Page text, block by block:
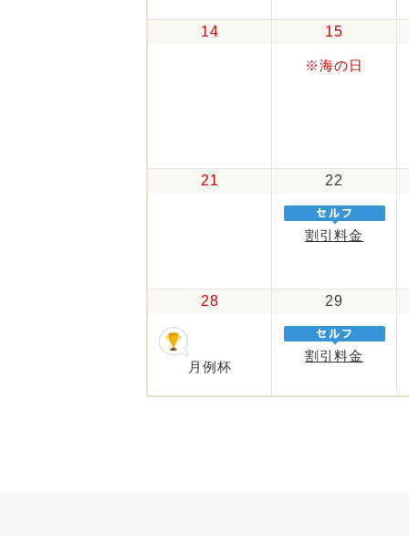
14 15
※海の日
21 22
割引料金
28
月例杯
29
割引料金